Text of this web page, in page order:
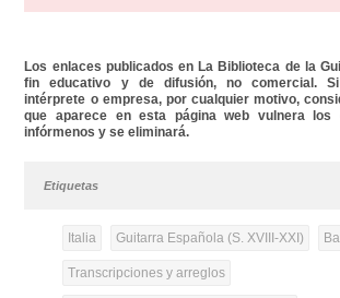
Los enlaces publicados en La Biblioteca de la
fin educativo y de difusión, no comercial. Si
intérprete o empresa, por cualquier motivo,
que aparece en esta página web vulnera los
infórmenos y se eliminará.
Etiquetas
Italia Guitarra Española (S. XVIII-XXI)
Transcripciones y arreglos